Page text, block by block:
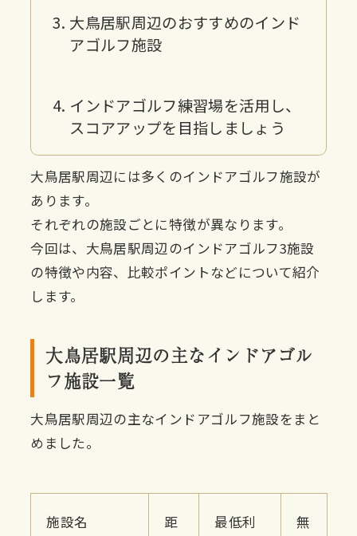
大鳥居駅周辺のおすすめのインド
アゴルフ施設
インドアゴルフ練習場を活用し、
スコアアップを目指しましょう
大鳥居駅周辺には多くのインドアゴルフ施設が
あります。
それぞれの施設ごとに特徴が異なります。
今回は、大鳥居駅周辺のインドアゴルフ3施設
の特徴や内容、比較ポイントなどについて紹介
します。
大鳥居駅周辺の主なインドアゴル
フ施設一覧
大鳥居駅周辺の主なインドアゴルフ施設をまと
めました。
施設名
距
最低利
無